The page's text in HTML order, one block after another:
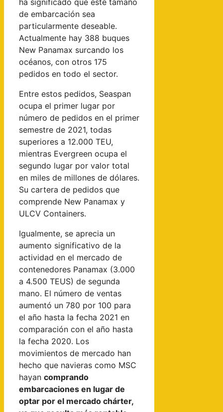
de embarcación sea
particularmente deseable.
Actualmente hay 388 buques
New Panamax surcando los
océanos, con otros 175
pedidos en todo el sector.
Entre estos pedidos, Seaspan
ocupa el primer lugar por
número de pedidos en el primer
semestre de 2021, todas
superiores a 12.000 TEU,
mientras Evergreen ocupa el
segundo lugar por valor total
en miles de millones de dólares.
Su cartera de pedidos que
comprende New Panamax y
ULCV Containers.
Igualmente, se aprecia un
aumento significativo de la
actividad en el mercado de
contenedores Panamax (3.000
a 4.500 TEUS) de segunda
mano. El número de ventas
aumentó un 780 por 100 para
el año hasta la fecha 2021 en
comparación con el año hasta
la fecha 2020. Los
movimientos de mercado han
hecho que navieras como MSC
hayan comprando
embarcaciones en lugar de
optar por el mercado chárter,